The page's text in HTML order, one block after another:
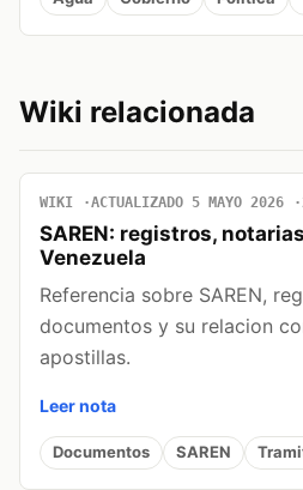
Wiki relacionada
WIKI ACTUALIZADO 5 MAYO 2026
SAREN: registros,
Venezuela
Referencia sobre SAREN,
documentos y su relacion
apostillas.
Leer nota
Documentos SAREN